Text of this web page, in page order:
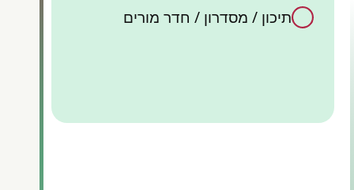
תיכון / מסדרון / חדר מורים